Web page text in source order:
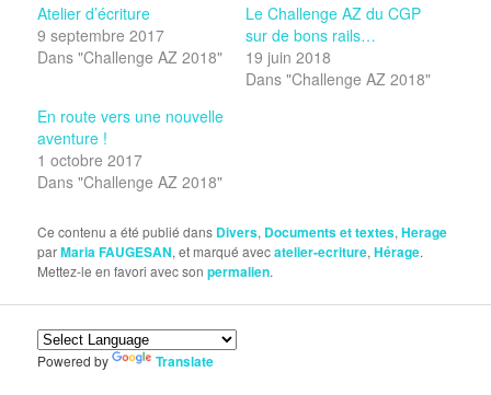
Atelier d’écriture
9 septembre 2017
Dans "Challenge AZ 2018"
Le Challenge AZ du CGP
sur de bons rails…
19 juin 2018
Dans "Challenge AZ 2018"
En route vers une nouvelle
aventure !
1 octobre 2017
Dans "Challenge AZ 2018"
Ce contenu a été publié dans Divers, Documents et textes,Herage
parMaria FAUGESAN, et marqué avecatelier-ecriture,Hérage.
Mettez-le en favori avec sonpermalien.
Powered by Translate